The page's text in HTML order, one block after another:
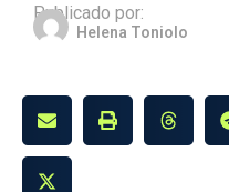
Publicado por:
Helena Toniolo